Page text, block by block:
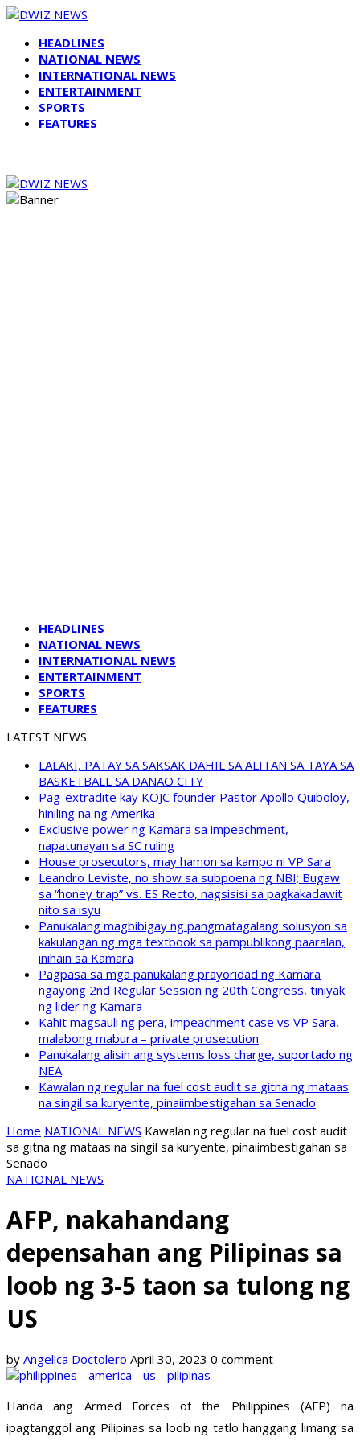
HEADLINES
NATIONAL NEWS
INTERNATIONAL NEWS
ENTERTAINMENT
SPORTS
FEATURES
HEADLINES
NATIONAL NEWS
INTERNATIONAL NEWS
ENTERTAINMENT
SPORTS
FEATURES
LATEST NEWS
LALAKI, PATAY SA SAKSAK DAHIL SA ALITAN SA TAYA SA
BASKETBALL SA DANAO CITY
Pag-extradite kay KOJC founder Pastor Apollo Quiboloy,
hiniling na ng Amerika
Exclusive power ng Kamara sa impeachment,
napatunayan sa SC ruling
House prosecutors, may hamon sa kampo ni VP Sara
Leandro Leviste, no show sa subpoena ng NBI; Bugaw
sa “honey trap” vs. ES Recto, nagsisisi sa pagkakadawit
nito sa isyu
Panukalang magbibigay ng pangmatagalang solusyon sa
kakulangan ng mga textbook sa pampublikong paaralan,
inihain sa Kamara
Pagpasa sa mga panukalang prayoridad ng Kamara
ngayong 2nd Regular Session ng 20th Congress, tiniyak
ng lider ng Kamara
Kahit magsauli ng pera, impeachment case vs VP Sara,
malabong mabura – private prosecution
Panukalang alisin ang systems loss charge, suportado ng
NEA
Kawalan ng regular na fuel cost audit sa gitna ng mataas
na singil sa kuryente, pinaiimbestigahan sa Senado
Home NATIONAL NEWS Kawalan ng regular na fuel cost audit
sa gitna ng mataas na singil sa kuryente, pinaiimbestigahan sa
Senado
NATIONAL NEWS
AFP, nakahandang
depensahan ang Pilipinas sa
loob ng 3-5 taon sa tulong ng
US
by Angelica Doctolero April 30, 2023 0 comment
Handa ang Armed Forces of the Philippines (AFP) na
ipagtanggol ang Pilipinas sa loob ng tatlo hanggang limang sa